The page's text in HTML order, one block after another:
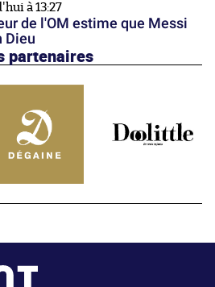
à 13:27
de l'OM estime que Messi
Dieu
partenaires